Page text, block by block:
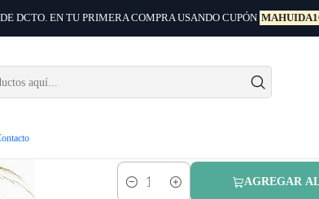
DCTO. EN TU PRIMERA COMPRA USANDO CUPÓN
Pack De 10 Estipa Stipa Tenuissima Planta Ornamental
Pack De 10
Cantidad
AGREGAR